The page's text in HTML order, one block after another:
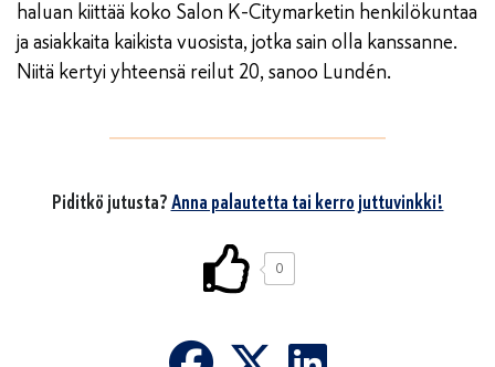
haluan kiittää koko Salon K-Citymarketin henkilökuntaa
ja asiakkaita kaikista vuosista, jotka sain olla kanssanne.
Niitä kertyi yhteensä reilut 20, sanoo Lundén.
Piditkö jutusta?Anna palautetta tai kerro juttuvinkki!
0